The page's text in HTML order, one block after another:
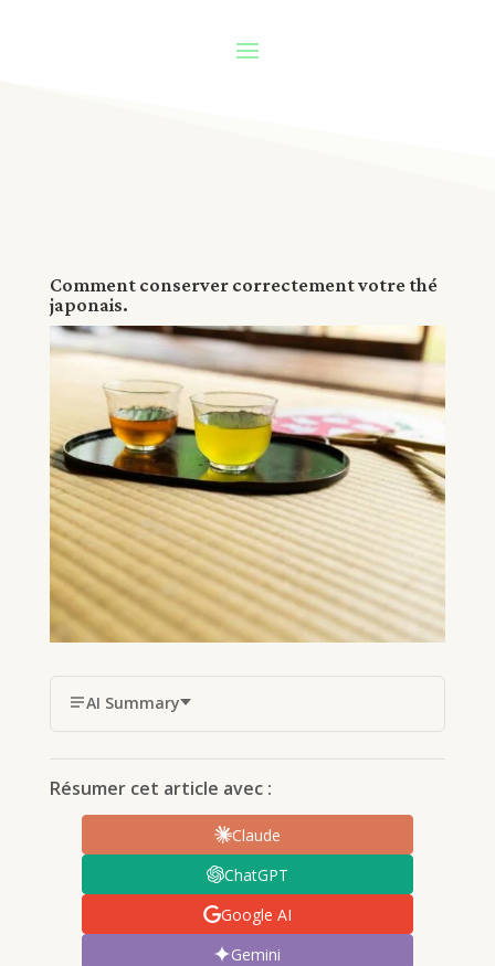
Comment conserver correctement votre thé
japonais.
AI Summary
Résumer cet article avec :
Claude
ChatGPT
Google AI
Gemini